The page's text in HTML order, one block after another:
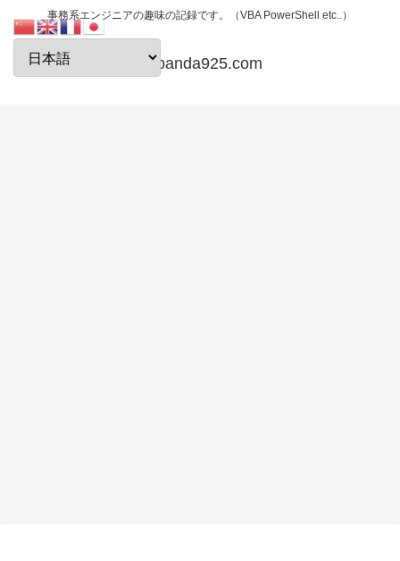
事務系エンジニアの趣味の記録です。（VBA PowerShell etc..）
papanda925.com